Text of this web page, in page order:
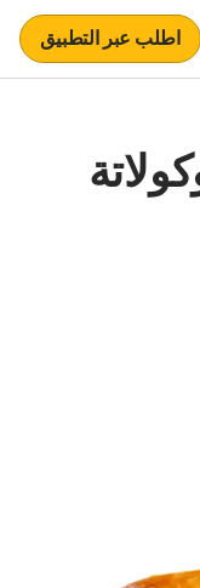
اطلب عبر التطبيق